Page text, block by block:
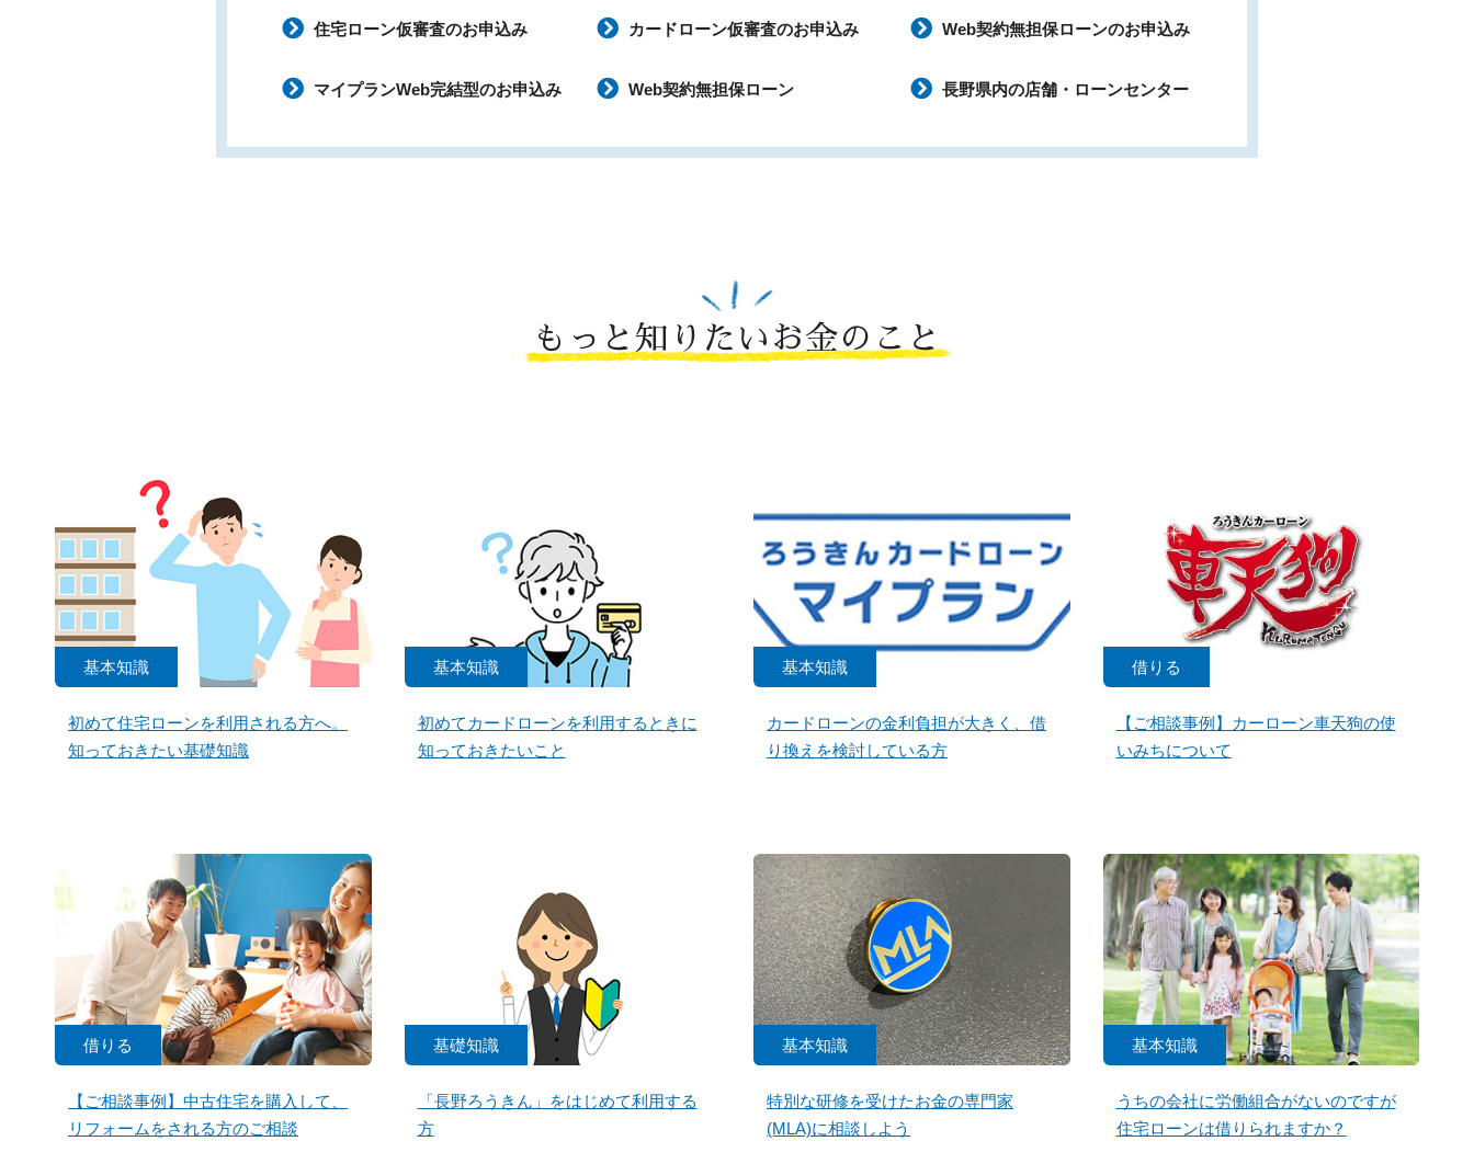
住宅ローン仮審査のお申込み カードローン仮審査のお申込み Web契約無担保ローンのお申込み
マイプランWeb完結型のお申込み Web契約無担保ローン 長野県内の店舗・ローンセンター
もっと知りたいお金のこと
基本知識
初めて住宅ローンを利用される方へ。
知っておきたい基礎知識
基本知識
初めてカードローンを利用するときに
知っておきたいこと
基本知識
カードローンの金利負担が大きく、借
り換えを検討している方
借りる
【ご相談事例】カーローン車天狗の使
いみちについて
借りる
【ご相談事例】中古住宅を購入して、
リフォームをされる方のご相談
基礎知識
「長野ろうきん」をはじめて利用する
方
基本知識
特別な研修を受けたお金の専門家
(MLA)に相談しよう
基本知識
うちの会社に労働組合がないのですが
住宅ローンは借りられますか？